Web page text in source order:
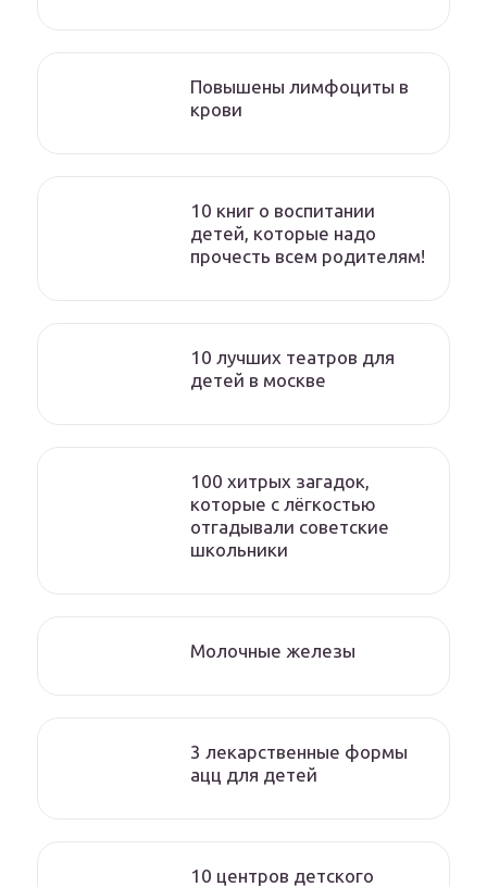
Повышены лимфоциты в
крови
10 книг о воспитании
детей, которые надо
прочесть всем родителям!
10 лучших театров для
детей в москве
100 хитрых загадок,
которые с лёгкостью
отгадывали советские
школьники
Молочные железы
3 лекарственные формы
ацц для детей
10 центров детского